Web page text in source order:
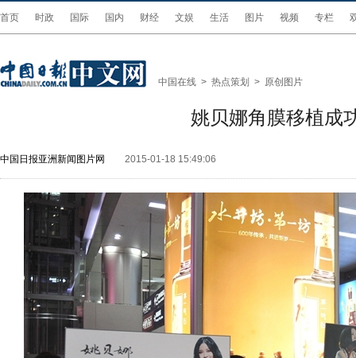
首页 时政 国际 国内 财经 文娱 生活 图片 视频 专栏
中国在线 > 热点策划 > 原创图片
姚贝娜角膜移植成
中国日报亚洲新闻图片网 2015-01-18 15:49:06